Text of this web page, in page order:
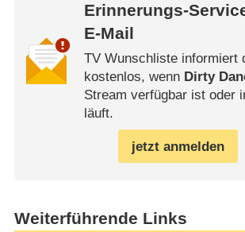
Erinnerungs-
E-Mail
TV Wunschliste informiert
kostenlos, wenn Dirty
Stream verfügbar ist oder
läuft.
jetzt anmelden
Weiterführende Links